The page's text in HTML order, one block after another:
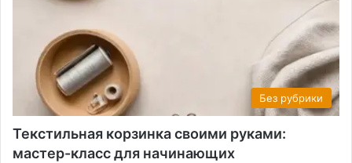
Без рубрики
Текстильная корзинка своими руками:
мастер-класс для начинающих